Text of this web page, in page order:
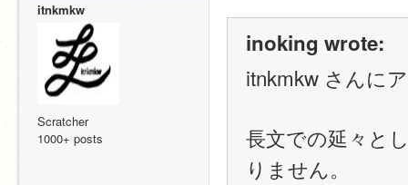
itnkmkw
Scratcher
1000+ posts
inoking wrote:
itnkmkw さんに
長文での延々と
りません。​